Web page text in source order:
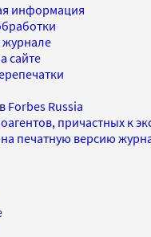
информация
журнале
сайте
Forbes Russia
причастных к
печатную версию